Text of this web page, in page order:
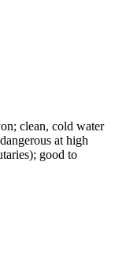
clean, cold water
at high
good to